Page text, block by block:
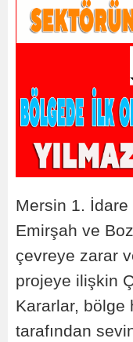
Mersin 1. İdare
Emirşah ve
çevreye zarar
projeye ilişkin
Kararlar, bölge
tarafından